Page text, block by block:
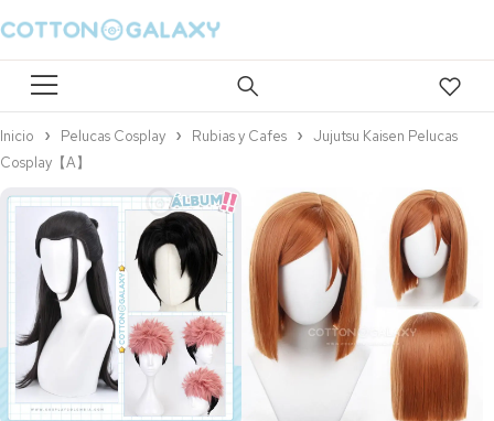
Inicio Pelucas Cosplay Rubias y Cafes
Jujutsu Kaisen Pelucas
Cosplay【A】